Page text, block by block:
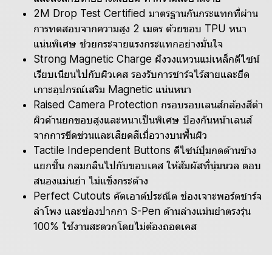
2M Drop Test Certified มาตรฐานกันกระแทกที่ผ่าน
การทดสอบจากความสูง 2 เมตร ด้วยขอบ TPU หนา
แน่นพิเศษ ช่วยกระจายแรงกระแทกอย่างมั่นใจ
Strong Magnetic Charge ฝังวงแหวนแม่เหล็กดีไซน์
เรียบเนียนไปกับผิวเคส รองรับการชาร์จไร้สายและยึด
เกาะอุปกรณ์เสริม Magnetic แน่นหนา
Raised Camera Protection กรอบรอบเลนส์กล้องสีดำ
ผิวด้านยกขอบสูงและหนาเป็นพิเศษ ป้องกันหน้าเลนส์
จากการขีดข่วนและเสียดสีเมื่อวางบนพื้นผิว
Tactile Independent Buttons ดีไซน์ปุ่มกดด้านข้าง
แยกชิ้น กลมกลืนไปกับขอบเคส ให้สัมผัสที่นุ่มนวล ตอบ
สนองแม่นยำ ไม่แข็งกระด้าง
Perfect Cutouts คัตเอาต์ประณีต ช่องเจาะพอร์ตชาร์จ
ลำโพง และช่องปากกา S-Pen ด้านล่างแม่นยำตรงรุ่น
100% ใช้งานสะดวกโดยไม่ต้องถอดเคส